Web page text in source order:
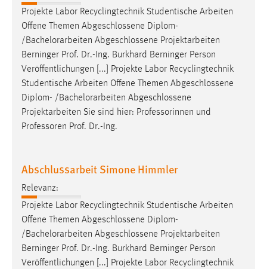
Projekte Labor Recyclingtechnik Studentische Arbeiten
Offene Themen Abgeschlossene Diplom-
/ Bachelorarbeiten Abgeschlossene Projektarbeiten
Berninger Prof. Dr.-Ing. Burkhard Berninger Person
Veröffentlichungen [...] Projekte Labor Recyclingtechnik
Studentische Arbeiten Offene Themen Abgeschlossene
Diplom- / Bachelorarbeiten Abgeschlossene
Projektarbeiten Sie sind hier: Professorinnen und
Professoren Prof. Dr.-Ing.
Abschlussarbeit Simone Himmler
Relevanz:
Projekte Labor Recyclingtechnik Studentische Arbeiten
Offene Themen Abgeschlossene Diplom-
/ Bachelorarbeiten Abgeschlossene Projektarbeiten
Berninger Prof. Dr.-Ing. Burkhard Berninger Person
Veröffentlichungen [...] Projekte Labor Recyclingtechnik